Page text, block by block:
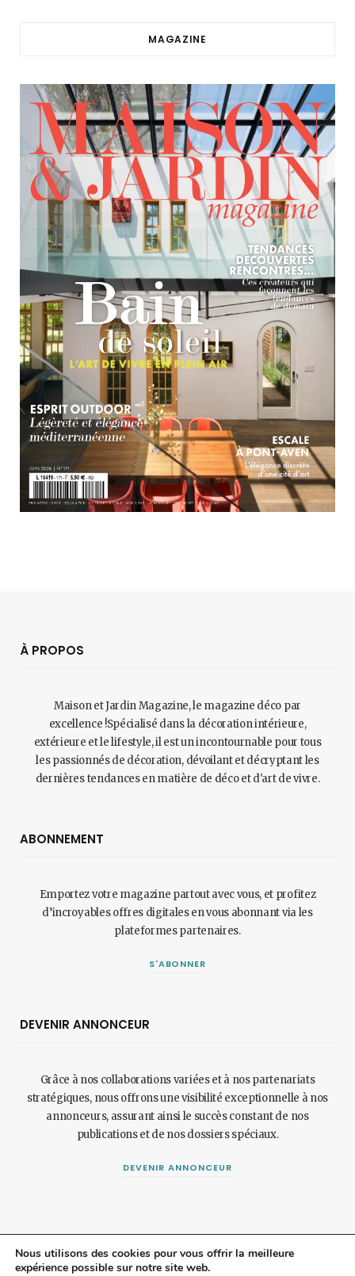
MAGAZINE
À PROPOS
Maison et Jardin Magazine, le magazine déco par
excellence !Spécialisé dans la décoration intérieure,
extérieure et le lifestyle, il est un incontournable pour tous
les passionnés de décoration, dévoilant et décryptant les
dernières tendances en matière de déco et d'art de vivre.
ABONNEMENT
Emportez votre magazine partout avec vous, et profitez
d’incroyables offres digitales en vous abonnant via les
plateformes partenaires.
S'ABONNER
DEVENIR ANNONCEUR
Grâce à nos collaborations variées et à nos partenariats
stratégiques, nous offrons une visibilité exceptionnelle à nos
annonceurs, assurant ainsi le succès constant de nos
publications et de nos dossiers spéciaux.
DEVENIR ANNONCEUR
Nous utilisons des cookies pour vous offrir la meilleure
expérience possible sur notre site web.